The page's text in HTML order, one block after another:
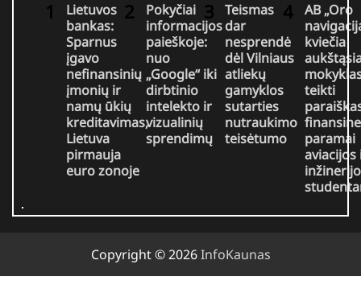
Lietuvos
bankas:
Sparnus
įgavo
nefinansinių
įmonių ir
namų ūkių
kreditavimas,
Lietuva
pirmauja
euro zonoje
Pokyčiai
informacijos
paieškoje:
nuo
„Google“ iki
dirbtinio
intelekto ir
vizualinių
sprendimų
Teismas
dar
nesprendė
dėl Vilniaus
atliekų
gamyklos
sutarties
nutraukimo
teisėtumo
AB „Oro
kviečia
teikti
paramai
aviacijos
Copyright © 2026InfoKaunas